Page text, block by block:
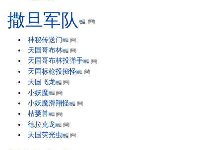
撒旦军队
神秘传送门
天国哥布林
天国哥布林投弹手
天国标枪投掷怪
天国飞龙
小妖魔
小妖魔滑翔怪
枯萎兽
德拉克龙
天国荧光虫